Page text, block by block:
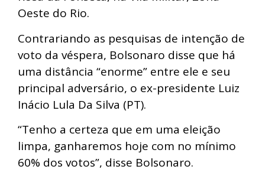
Oeste do Rio.
Contrariando as pesquisas de intenção de
voto da véspera, Bolsonaro disse que há
uma distância “enorme” entre ele e seu
principal adversário, o ex-presidente Luiz
Inácio Lula Da Silva (PT).
“Tenho a certeza que em uma eleição
limpa, ganharemos hoje com no mínimo
60% dos votos”, disse Bolsonaro.